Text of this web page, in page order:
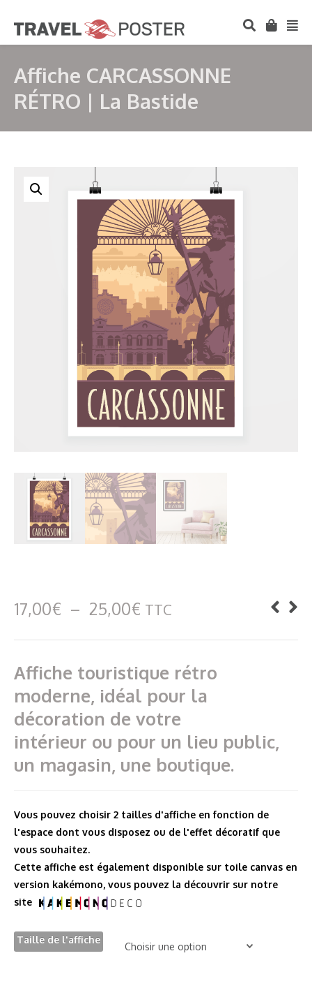
Affiche CARCASSONNE
RÉTRO | La Bastide
17,00€ – 25,00€ Plage
prix :
17,00€
à
25,00€
TTC
Affiche touristique rétro
moderne, idéal pour la
décoration de votre
intérieur ou pour un lieu public,
un magasin, une boutique.
Vous pouvez choisir 2 tailles d'affiche en fonction de
l'espace dont vous disposez ou de l'effet décoratif que
vous souhaitez.
Cette affiche est également disponible sur toile canvas en
version kakémono, vous pouvez la découvrir sur notre
site
Taille de l'affiche